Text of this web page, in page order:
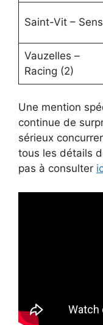
Saint-Vit – Sens
Vauzelles –
Racing (2)
Une mention
continue de
sérieux
tous les détails
pas à consulter